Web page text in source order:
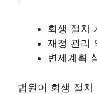
회생 절차
재정 관리
변제계획
법원이 회생 절